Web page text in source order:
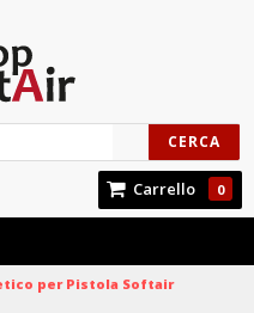
CERCA
Carrello 0
per Pistola Softair